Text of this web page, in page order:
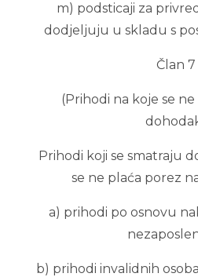
m) podsticaji za
dodjeljuju u skladu s
Član 7
(Prihodi na koje se
Prihodi koji se smatraju
se ne plaća porez
a) prihodi po osnovu
b) prihodi invalidnih